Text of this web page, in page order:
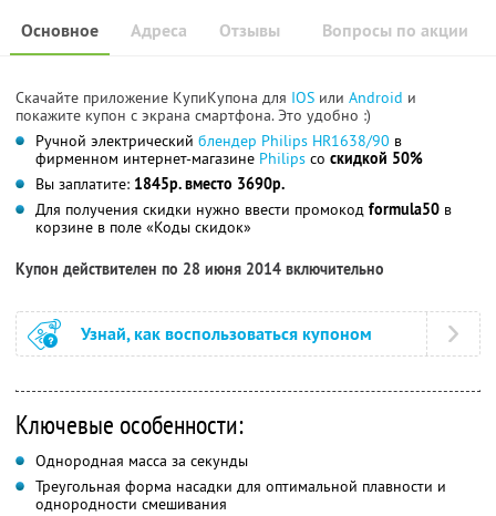
Основное Отзывы Вопросы по акции
Адреса
Скачайте приложение КупиКупона для IOS или Android и
покажите купон с экрана смартфона. Это удобно :)
Ручной электрический блендер Philips HR1638/90 в
фирменном интернет-магазине Philips со скидкой 50%
Вы заплатите: 1845р. вместо 3690р.
Для получения скидки нужно ввести промокод formula50 в
корзине в поле «Коды скидок»
Купон действителен по 28 июня 2014 включительно
Узнай, как воспользоваться купоном
Ключевые особенности:
Однородная масса за секунды
Треугольная форма насадки для оптимальной плавности и
однородности смешивания